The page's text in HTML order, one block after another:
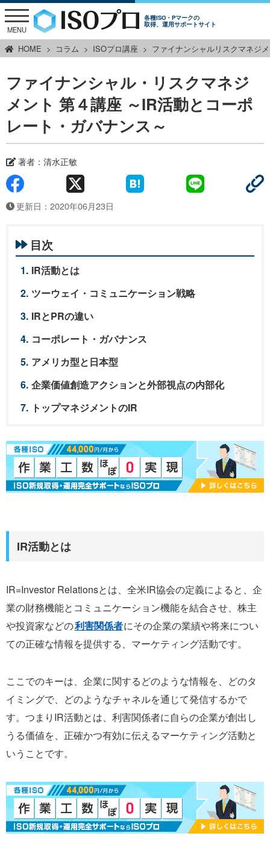
各種ISO・Pマークの
取得、運用サポートサイト
MENU
HOME コラム ISOプロ講座 ファイナンシャルリスクマネジ
ファイナンシャル・リスクマネジ
メント 第４講座 ～IR活動とコーポ
レート・ガバナンス～
著者：清水正敏
更新日：2020年06月23日
目次
IR活動とは
ツーウェイ・コミュニケーション戦略
IRとPRの違い
コーポレート・ガバナンス
アメリカ型と日本型
企業価値創造アクションと外部視点の内部化
トップマネジメントのIR
IR活動とは
IR=Investor Relationsとは、全米IR協会の定義によると、企
業の財務機能とコミュニケーション機能を結合させ、株主
や投資家などの利害関係者にその企業の業績や将来につい
ての正確な情報を提供する、マーケティング活動です。
ここでのキーは、企業に関するどのような情報を、どのタ
イミングで、どのようなチャネルを通じて発信するかで
す。つまりIR活動とは、利害関係者に自らの企業が創出し
うる価値を、正確かつ有効に伝えるマーケティング活動と
いうことです。